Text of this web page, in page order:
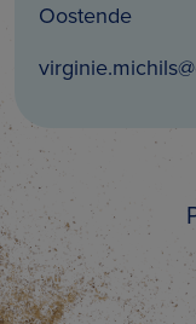
Oostende